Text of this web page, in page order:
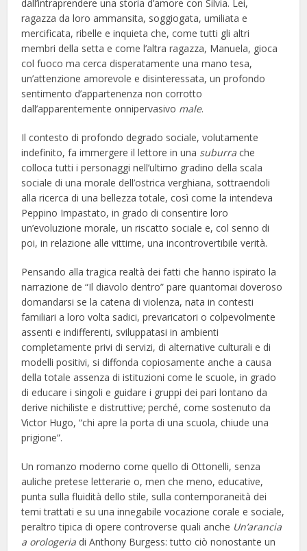
dall’intraprendere una storia d’amore con Silvia. Lei,
ragazza da loro ammansita, soggiogata, umiliata e
mercificata, ribelle e inquieta che, come tutti gli altri
membri della setta e come l’altra ragazza, Manuela, gioca
col fuoco ma cerca disperatamente una mano tesa,
un’attenzione amorevole e disinteressata, un profondo
sentimento d’appartenenza non corrotto
dall’apparentemente onnipervasivo male.
Il contesto di profondo degrado sociale, volutamente
indefinito, fa immergere il lettore in una suburra che
colloca tutti i personaggi nell’ultimo gradino della scala
sociale di una morale dell’ostrica verghiana, sottraendoli
alla ricerca di una bellezza totale, così come la intendeva
Peppino Impastato, in grado di consentire loro
un’evoluzione morale, un riscatto sociale e, col senno di
poi, in relazione alle vittime, una incontrovertibile verità.
Pensando alla tragica realtà dei fatti che hanno ispirato la
narrazione de “Il diavolo dentro” pare quantomai doveroso
domandarsi se la catena di violenza, nata in contesti
familiari a loro volta sadici, prevaricatori o colpevolmente
assenti e indifferenti, sviluppatasi in ambienti
completamente privi di servizi, di alternative culturali e di
modelli positivi, si diffonda copiosamente anche a causa
della totale assenza di istituzioni come le scuole, in grado
di educare i singoli e guidare i gruppi dei pari lontano da
derive nichiliste e distruttive; perché, come sostenuto da
Victor Hugo, “chi apre la porta di una scuola, chiude una
prigione”.
Un romanzo moderno come quello di Ottonelli, senza
auliche pretese letterarie o, men che meno, educative,
punta sulla fluidità dello stile, sulla contemporaneità dei
temi trattati e su una innegabile vocazione corale e sociale,
peraltro tipica di opere controverse quali anche Un’arancia
a orologeria di Anthony Burgess: tutto ciò nonostante un